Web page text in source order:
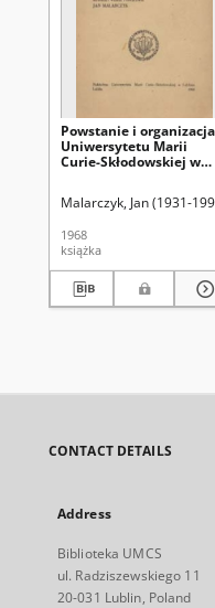
Powstanie i organizacja
Uniwersytetu Marii
Curie-Skłodowskiej w
Malarczyk, Jan (1931-
1968
książka
CONTACT DETAILS
Address
Biblioteka UMCS
ul. Radziszewskiego 11
20-031 Lublin, Poland